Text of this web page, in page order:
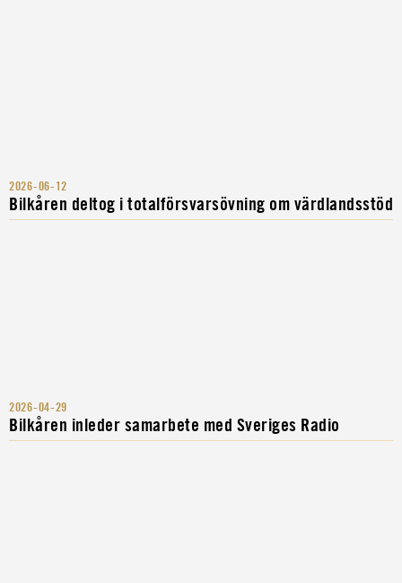
2026-06-12
Bilkåren deltog i totalförsvarsövning om värdlandsstöd
2026-04-29
Bilkåren inleder samarbete med Sveriges Radio